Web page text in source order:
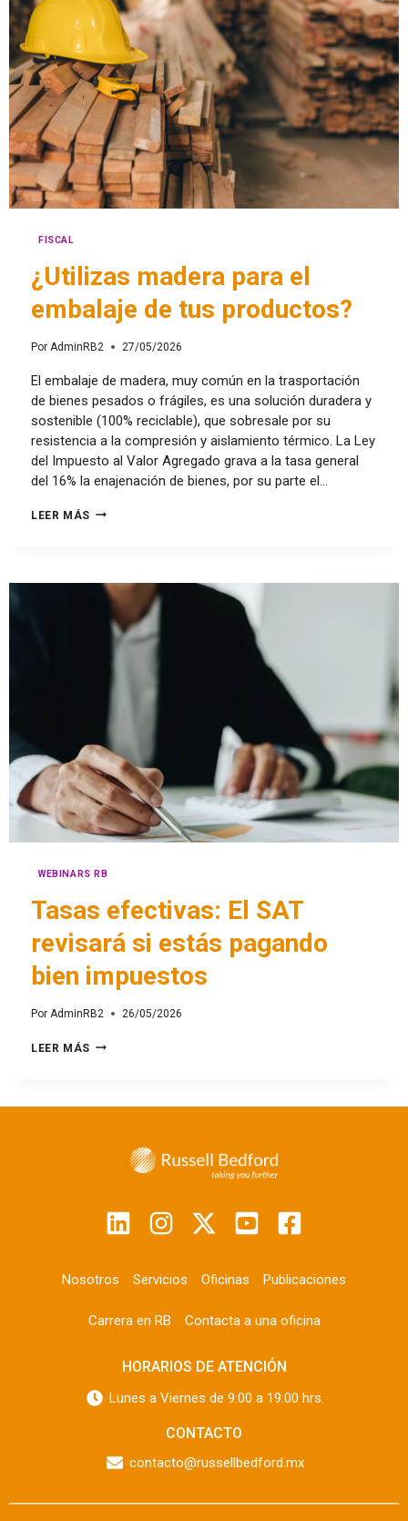
FISCAL
¿Utilizas madera para el
embalaje de tus productos?
Por AdminRB2 27/05/2026
El embalaje de madera, muy común en la trasportación
de bienes pesados o frágiles, es una solución duradera y
sostenible (100% reciclable), que sobresale por su
resistencia a la compresión y aislamiento térmico. La Ley
del Impuesto al Valor Agregado grava a la tasa general
del 16% la enajenación de bienes, por su parte el…
LEER MÁS
WEBINARS RB
Tasas efectivas: El SAT
revisará si estás pagando
bien impuestos
Por AdminRB2 26/05/2026
LEER MÁS
Nosotros Servicios Oficinas Publicaciones
Carrera en RB Contacta a una oficina
HORARIOS DE ATENCIÓN
Lunes a Viernes de 9:00 a 19:00 hrs.
CONTACTO
contacto@russellbedford.mx